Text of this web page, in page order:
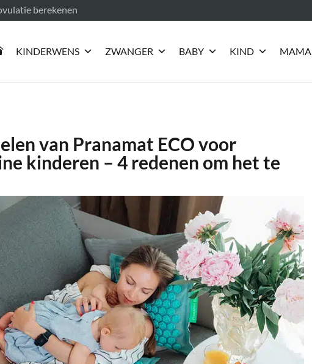
berekenen
KINDERWENS ZWANGER BABY KIND MAMA
van Pranamat ECO voor
kinderen – 4 redenen om het te